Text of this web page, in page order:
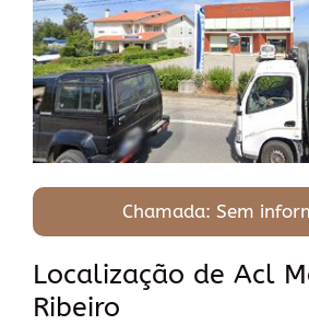
Chamada: Sem
Localização de Acl
Ribeiro